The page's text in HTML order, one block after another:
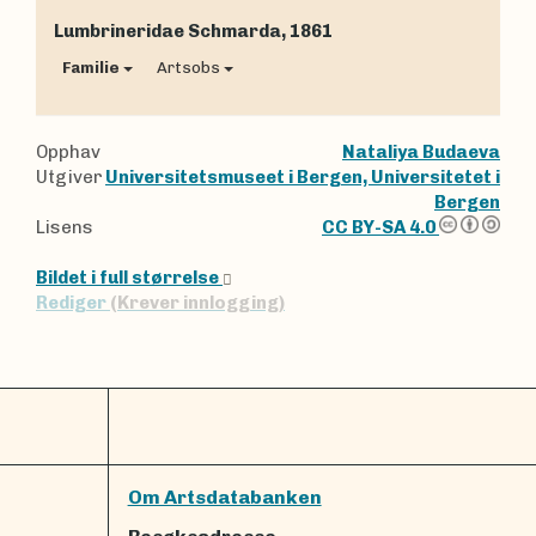
Lumbrineridae Schmarda, 1861
Familie Artsobs
Opphav
Nataliya Budaeva
Utgiver Universitetsmuseet i Bergen, Universitetet i
Bergen
Lisens
CC BY-SA 4.0
Bildet i full størrelse
Rediger (Krever innlogging)
Om Artsdatabanken